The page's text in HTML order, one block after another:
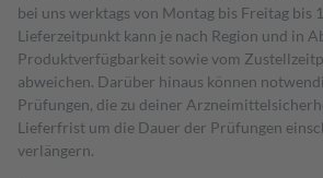
bei uns werktags von Montag bis Freitag bis
Lieferzeitpunkt kann je nach Region und in
Produktverfügbarkeit sowie vom
abweichen. Darüber hinaus können
Prüfungen, die zu deiner
Lieferfrist um die Dauer der Prüfungen
verlängern.